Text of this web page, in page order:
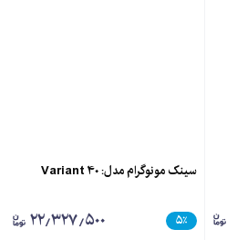
سینک مونوگرام مدل: Variant 40
۵٪ ۲۲٫۳۲۷٫۵۰۰